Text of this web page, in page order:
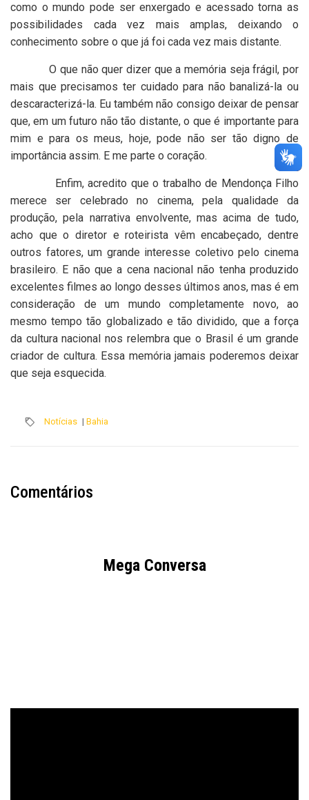
como o mundo pode ser enxergado e acessado torna as
possibilidades cada vez mais amplas, deixando o
conhecimento sobre o que já foi cada vez mais distante.
O que não quer dizer que a memória seja frágil, por
mais que precisamos ter cuidado para não banalizá-la ou
descaracterizá-la. Eu também não consigo deixar de pensar
que, em um futuro não tão distante, o que é importante para
mim e para os meus, hoje, pode não ser tão digno de
importância assim. E me parte o coração.
Enfim, acredito que o trabalho de Mendonça Filho
merece ser celebrado no cinema, pela qualidade da
produção, pela narrativa envolvente, mas acima de tudo,
acho que o diretor e roteirista vêm encabeçado, dentre
outros fatores, um grande interesse coletivo pelo cinema
brasileiro. E não que a cena nacional não tenha produzido
excelentes filmes ao longo desses últimos anos, mas é em
consideração de um mundo completamente novo, ao
mesmo tempo tão globalizado e tão dividido, que a força
da cultura nacional nos relembra que o Brasil é um grande
criador de cultura. Essa memória jamais poderemos deixar
que seja esquecida.
Notícias | Bahia
Comentários
Mega Conversa